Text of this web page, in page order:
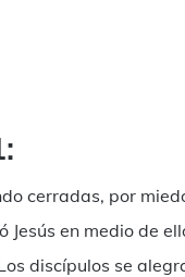
cerradas, por
en medio de
discípulos se